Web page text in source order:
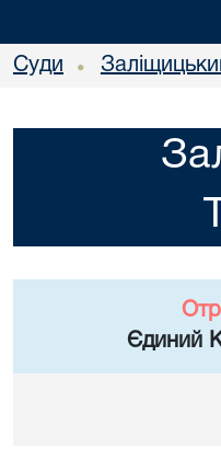
Суди •
Єдиний